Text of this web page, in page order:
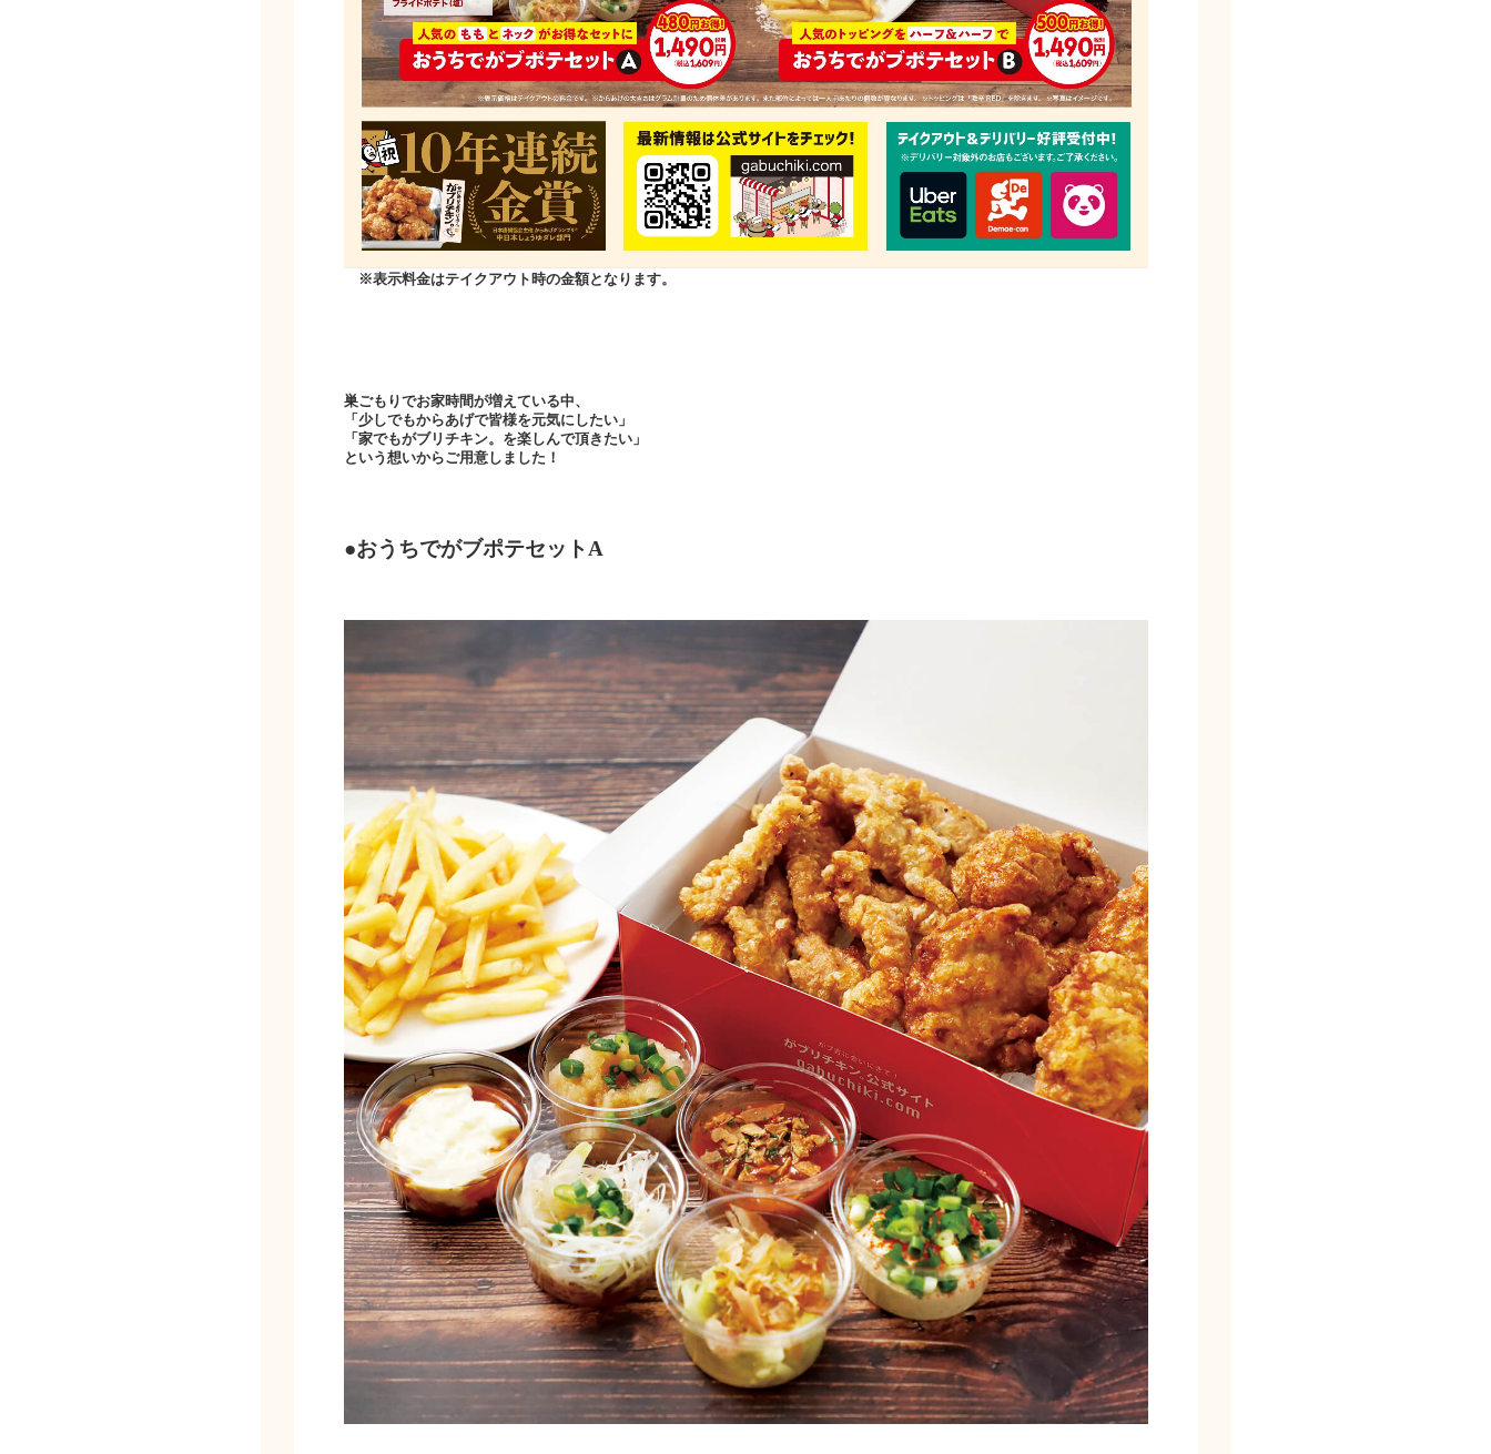
※表示料金はテイクアウト時の金額となります。
巣ごもりでお家時間が増えている中、
「少しでもからあげで皆様を元気にしたい」
「家でもがブリチキン。を楽しんで頂きたい」
という想いからご用意しました！
●おうちでがブポテセットA